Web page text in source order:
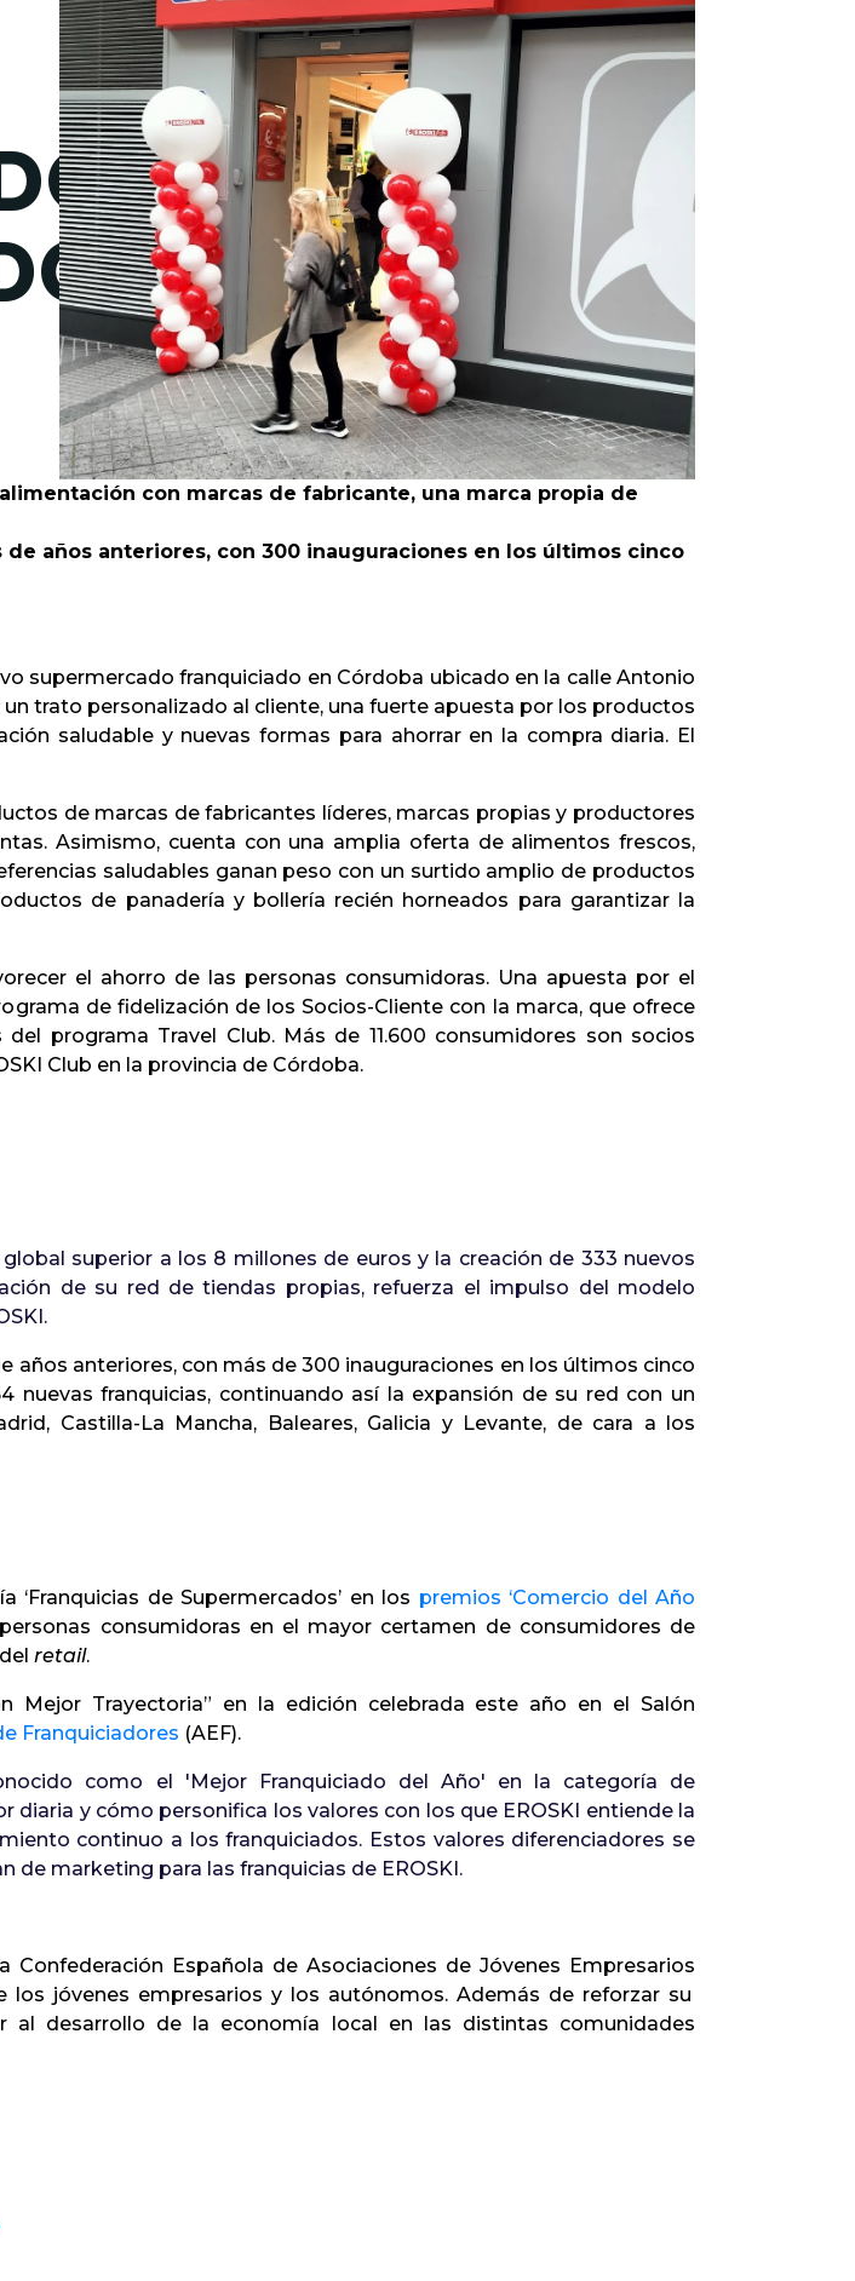
2026 2 -08
octubre
La Mancha
- 22 de octubre
2026 2 -
de noviembre
VER MÁS
Infórmate
con marcas de fabricante, una marca propia de
años anteriores, con 300 inauguraciones en los últimos cinco
supermercado franquiciado en Córdoba ubicado en la calle Antonio
trato personalizado al cliente, una fuerte apuesta por los productos
saludable y nuevas formas para ahorrar en la compra diaria. El
de marcas de fabricantes líderes, marcas propias y productores
Asimismo, cuenta con una amplia oferta de alimentos frescos,
saludables ganan peso con un surtido amplio de productos
de panadería y bollería recién horneados para garantizar la
el ahorro de las personas consumidoras. Una apuesta por el
de fidelización de los Socios-Cliente con la marca, que ofrece
programa Travel Club. Más de 11.600 consumidores son socios
Club en la provincia de Córdoba.
superior a los 8 millones de euros y la creación de 333 nuevos
de su red de tiendas propias, refuerza el impulso del modelo
años anteriores, con más de 300 inauguraciones en los últimos cinco
nuevas franquicias, continuando así la expansión de su red con un
Castilla-La Mancha, Baleares, Galicia y Levante, de cara a los
de Supermercados’ en los premios ‘Comercio del Año
consumidoras en el mayor certamen de consumidores de
retail.
Mejor Trayectoria” en la edición celebrada este año en el Salón
Franquiciadores (AEF).
como el 'Mejor Franquiciado del Año' en la categoría de
y cómo personifica los valores con los que EROSKI entiende la
continuo a los franquiciados. Estos valores diferenciadores se
de marketing para las franquicias de EROSKI.
Confederación Española de Asociaciones de Jóvenes Empresarios
jóvenes empresarios y los autónomos. Además de reforzar su
al desarrollo de la economía local en las distintas comunidades